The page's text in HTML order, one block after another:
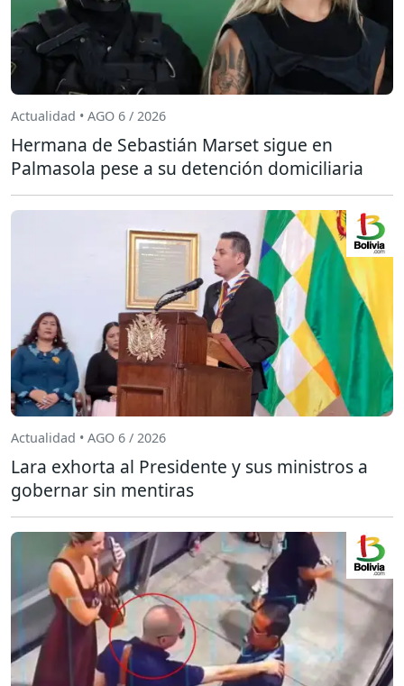
Actualidad • AGO 6 / 2026
Hermana de Sebastián Marset sigue en
Palmasola pese a su detención domiciliaria
Actualidad • AGO 6 / 2026
Lara exhorta al Presidente y sus ministros a
gobernar sin mentiras